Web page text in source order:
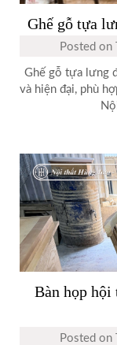
Ghế gỗ tựa
Posted on
Ghế gỗ tựa lưng
và hiện đại, phù
Bàn họp hội
Posted on